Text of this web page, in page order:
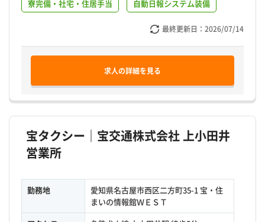
寮完備・社宅・住居手当
自動日報システム装備
最終更新日： 2026/07/14
求人の詳細を見る
宝タクシー｜宝交通株式会社 上小田井
営業所
勤務地
愛知県名古屋市西区二方町35-1 宝・住
まいの情報館ＷＥＳＴ